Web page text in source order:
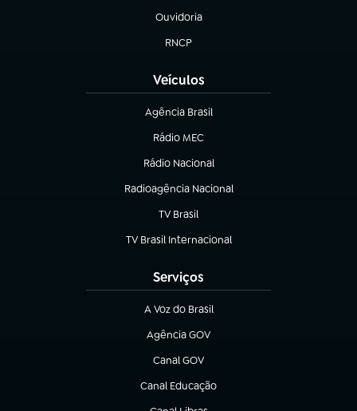
Ouvidoria
(abre em nova aba)
RNCP
(abre em nova aba)
Veículos
Agência Brasil
(abre em nova aba)
Rádio MEC
Rádio Nacional
(abre em nova aba)
Radioagência Nacional
(abre em nova aba)
TV Brasil
(abre em nova aba)
TV Brasil Internacional
(abre em nova aba)
Serviços
A Voz do Brasil
(abre em nova aba)
Agência GOV
(abre em nova aba)
Canal GOV
(abre em nova aba)
Canal Educação
(abre em nova aba)